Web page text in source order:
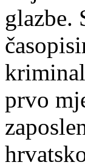
glazbe.
prvo